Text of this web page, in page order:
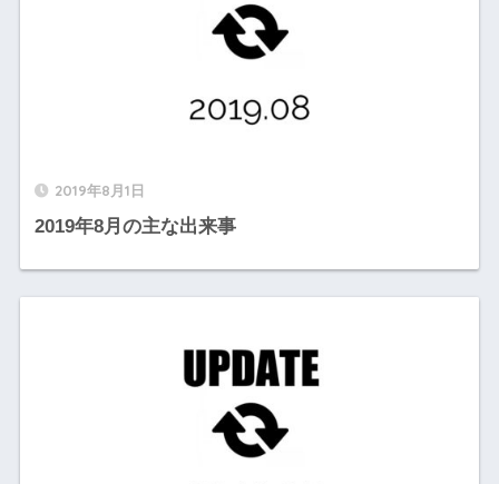
2019年8月1日
2019年8月の主な出来事